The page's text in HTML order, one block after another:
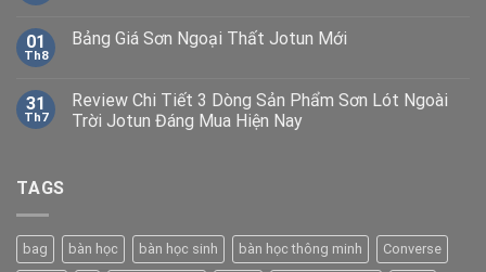
01
Th8
Bảng Giá Sơn Ngoại Thất Jotun Mới
31
Th7
Review Chi Tiết 3 Dòng Sản Phẩm Sơn Lót Ngoài
Trời Jotun Đáng Mua Hiện Nay
TAGS
bag bàn học bàn học sinh bàn học thông minh Converse